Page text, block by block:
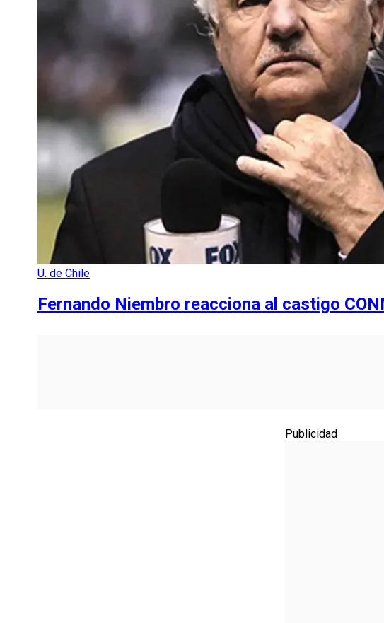
U. de Chile
Fernando Niembro reacciona al castigo
Publicidad